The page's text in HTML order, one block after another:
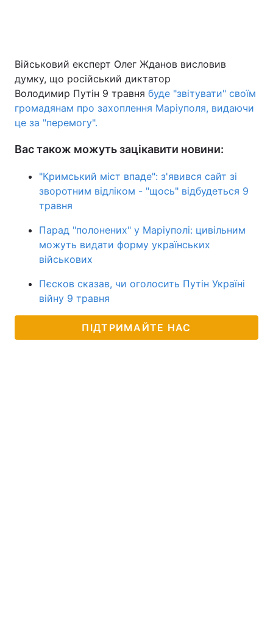
Військовий експерт Олег Жданов висловив
думку, що російський диктатор
Володимир Путін 9 травня буде "звітувати" своїм
громадянам про захоплення Маріуполя, видаючи
це за "перемогу".
Вас також можуть зацікавити новини:
"Кримський міст впаде": з'явився сайт зі
зворотним відліком - "щось" відбудеться 9
травня
Парад "полонених" у Маріуполі: цивільним
можуть видати форму українських
військових
Пєсков сказав, чи оголосить Путін Україні
війну 9 травня
ПІДТРИМАЙТЕ НАС